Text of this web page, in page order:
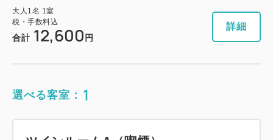
大人 1名 1室
税・手数料込
合計 12,600 円
詳細
選べる客室： 1